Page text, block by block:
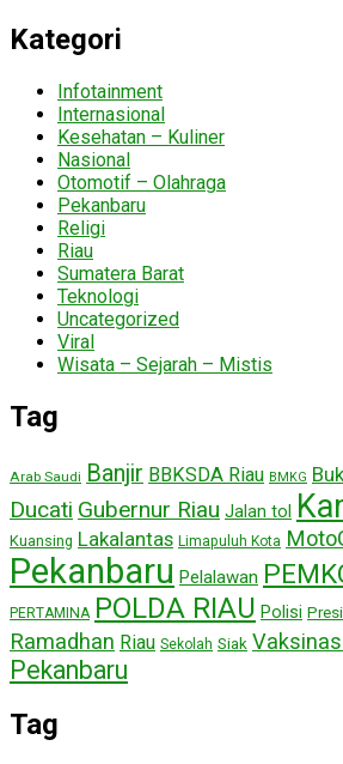
Kategori
Infotainment
Internasional
Kesehatan – Kuliner
Nasional
Otomotif – Olahraga
Pekanbaru
Religi
Riau
Sumatera Barat
Teknologi
Uncategorized
Viral
Wisata – Sejarah – Mistis
Tag
Arab Saudi Banjir BBKSDA Riau BMKG
Ducati Gubernur Riau Jalan tol
Kuansing Lakalantas Limapuluh Kota
Pekanbaru Pelalawan
PERTAMINA POLDA RIAU Polisi
Ramadhan Riau Sekolah Siak
Pekanbaru
Tag